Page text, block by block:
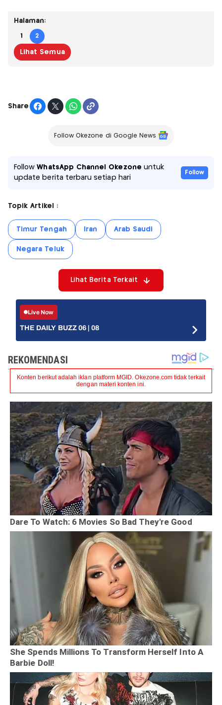
Halaman:
1 2
Lihat Semua
Share
Follow Okezone di Google News
FollowWhatsApp Channel Okezone untuk
update berita terbaru setiap hari
Follow
Topik Artikel :
Timur Tengah Iran Arab Saudi
Negara Teluk
Lihat Berita Terkait
Live Now
THE DAILY BUZZ 06 | 08